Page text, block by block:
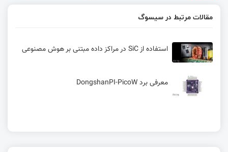
مقالات مرتبط در سیسوگ
استفاده از SiC در مراکز داده‌ مبتنی بر هوش مصنوعی
معرفی برد DongshanPI-PicoW